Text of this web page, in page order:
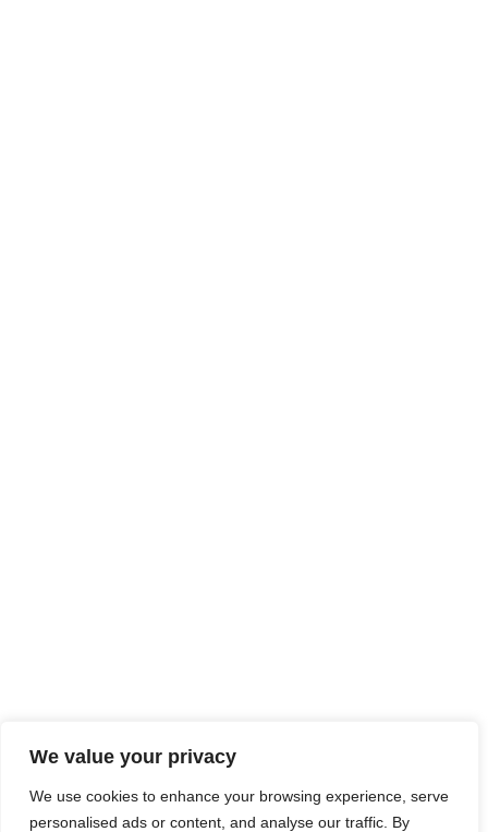
We value your privacy
We use cookies to enhance your browsing experience, serve
personalised ads or content, and analyse our traffic. By